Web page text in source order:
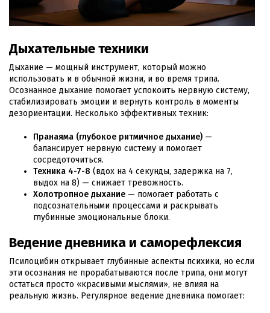
Дыхательные техники
Дыхание — мощный инструмент, который можно
использовать и в обычной жизни, и во время трипа.
Осознанное дыхание помогает успокоить нервную систему,
стабилизировать эмоции и вернуть контроль в моменты
дезориентации. Несколько эффективных техник:
Пранаяма (глубокое ритмичное дыхание) —
балансирует нервную систему и помогает
сосредоточиться.
Техника 4-7-8 (вдох на 4 секунды, задержка на 7,
выдох на 8) — снижает тревожность.
Холотропное дыхание — помогает работать с
подсознательными процессами и раскрывать
глубинные эмоциональные блоки.
Ведение дневника и саморефлексия
Псилоцибин открывает глубинные аспекты психики, но если
эти осознания не прорабатываются после трипа, они могут
остаться просто «красивыми мыслями», не влияя на
реальную жизнь. Регулярное ведение дневника помогает: